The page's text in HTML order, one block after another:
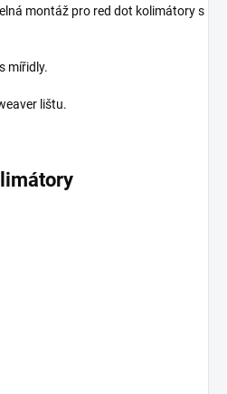
montáž pro red dot kolimátory s
mířidly.
lištu.